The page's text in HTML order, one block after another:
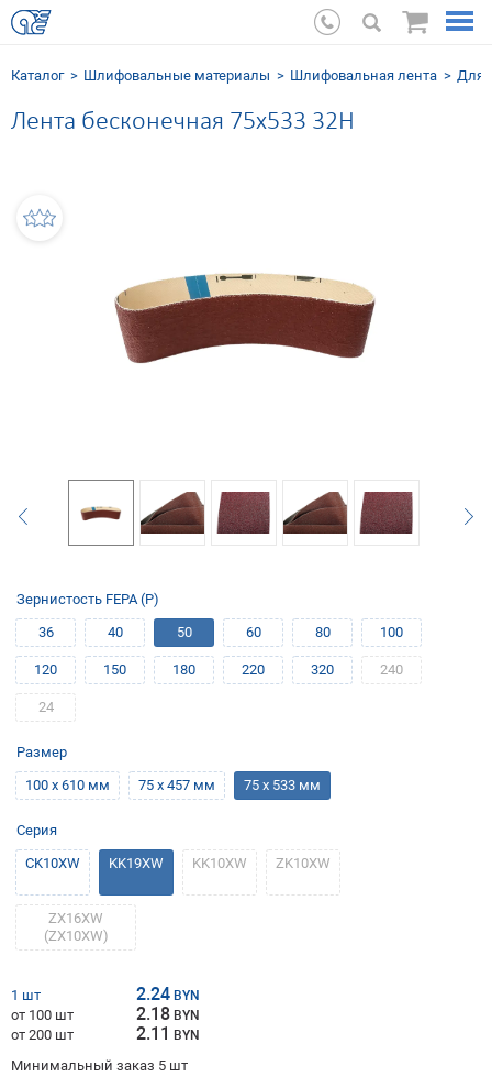
Каталог Шлифовальные мaтериалы Шлифовальная лента Для
Лента бесконечная 75х533 32H
Зернистость FEPA (P)
36
40 50 60 80 100
120 150 180 220 320 240
24
Размер
100 х 610 мм
75 х 457 мм 75 х 533 мм
Серия
CK10XW
KK19XW KK10XW ZK10XW
ZХ16XW
(ZХ10XW)
1 шт 2.24 BYN
от 100 шт 2.18 BYN
от 200 шт 2.11 BYN
Минимальный заказ 5 шт